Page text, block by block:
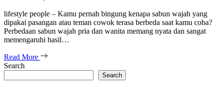
lifestyle people – Kamu pernah bingung kenapa sabun wajah yang
dipakai pasangan atau teman cowok terasa berbeda saat kamu coba?
Perbedaan sabun wajah pria dan wanita memang nyata dan sangat
memengaruhi hasil…
Read More
Search
Search